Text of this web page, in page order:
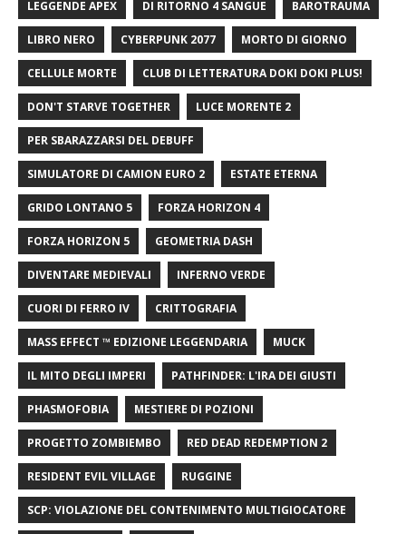
LEGGENDE APEX DI RITORNO 4 SANGUE BAROTRAUMA
LIBRO NERO CYBERPUNK 2077 MORTO DI GIORNO
CELLULE MORTE CLUB DI LETTERATURA DOKI DOKI PLUS!
DON'T STARVE TOGETHER LUCE MORENTE 2
PER SBARAZZARSI DEL DEBUFF
SIMULATORE DI CAMION EURO 2 ESTATE ETERNA
GRIDO LONTANO 5 FORZA HORIZON 4
FORZA HORIZON 5 GEOMETRIA DASH
DIVENTARE MEDIEVALI INFERNO VERDE
CUORI DI FERRO IV CRITTOGRAFIA
MASS EFFECT ™ EDIZIONE LEGGENDARIA MUCK
IL MITO DEGLI IMPERI PATHFINDER: L'IRA DEI GIUSTI
PHASMOFOBIA MESTIERE DI POZIONI
PROGETTO ZOMBIEMBO RED DEAD REDEMPTION 2
RESIDENT EVIL VILLAGE RUGGINE
SCP: VIOLAZIONE DEL CONTENIMENTO MULTIGIOCATORE